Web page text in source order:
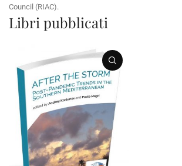
Council (RIAC).
Libri pubblicati